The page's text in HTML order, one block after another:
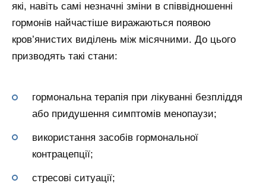
які, навіть самі незначні зміни в співвідношенні
гормонів найчастіше виражаються появою
кров’янистих виділень між місячними. До цього
призводять такі стани:
гормональна терапія при лікуванні безпліддя
або придушення симптомів менопаузи;
використання засобів гормональної
контрацепції;
стресові ситуації;